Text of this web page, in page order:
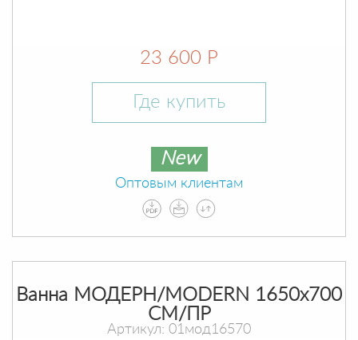
23 600 Р
Где купить
New
Оптовым клиентам
Ванна МОДЕРН/MODERN 1650х700
СМ/ПР
Артикул: 01мод16570